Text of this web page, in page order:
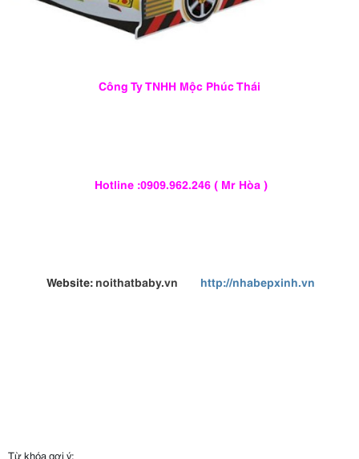
Công Ty TNHH Mộc Phúc Thái
Hotline :0909.962.246 ( Mr Hòa )
Website: noithatbaby.vn http://nhabepxinh.vn
Từ khóa gợi ý: